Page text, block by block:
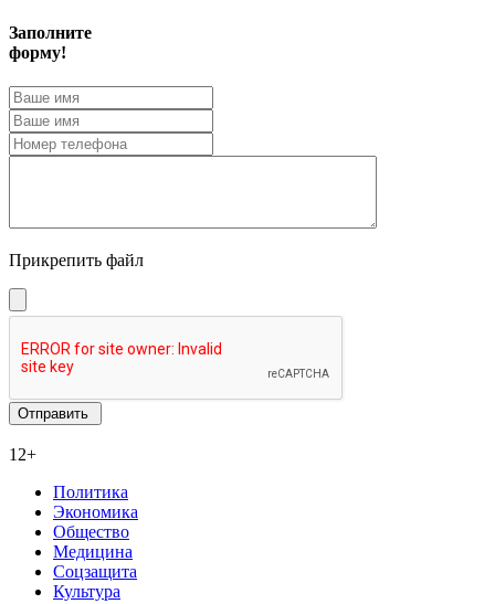
Заполните
форму!
Прикрепить файл
12+
Политика
Экономика
Общество
Медицина
Соцзащита
Культура